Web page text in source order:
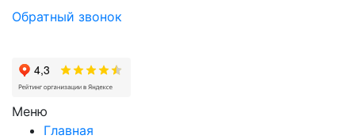
Обратный звонок
Меню
Главная